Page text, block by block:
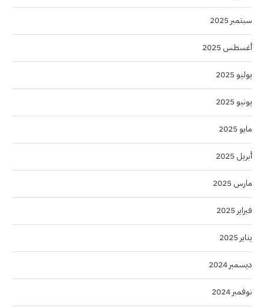
سبتمبر 2025
أغسطس 2025
يوليو 2025
يونيو 2025
مايو 2025
أبريل 2025
مارس 2025
فبراير 2025
يناير 2025
ديسمبر 2024
نوفمبر 2024